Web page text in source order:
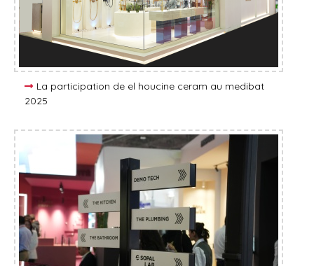
La participation de el houcine ceram au medibat
2025